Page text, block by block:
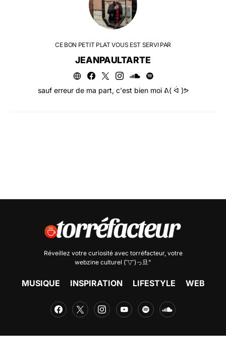
CE BON PETIT PLAT VOUS EST SERVI PAR
JEANPAULTARTE
sauf erreur de ma part, c'est bien moi ᕕ( ᐛ )ᕗ
Réveillez votre curiosité avec torréfacteur, votre
webzine culturel (˘▽˘)っ旦"
MUSIQUE INSPIRATION LIFESTYLE WEB